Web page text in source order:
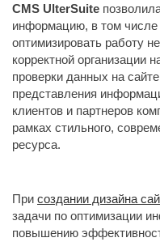
CMS UlterSuite
информацию, в том числе
оптимизировать работу
корректной организации
проверки данных на
представления
клиентов и партнеров
рамках стильного,
ресурса.
При создании дизайна
задачи по оптимизации
повышению